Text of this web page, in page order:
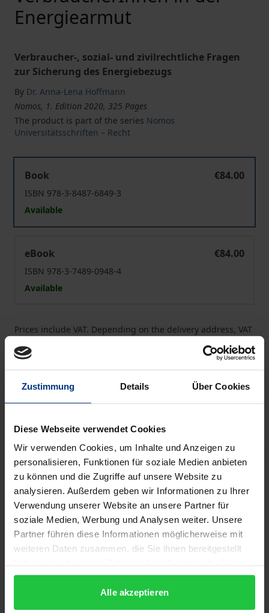
Zustimmung Details Über Cookies
Diese Webseite verwendet Cookies
Wir verwenden Cookies, um Inhalte und Anzeigen zu
personalisieren, Funktionen für soziale Medien anbieten
zu können und die Zugriffe auf unsere Website zu
analysieren. Außerdem geben wir Informationen zu Ihrer
Verwendung unserer Website an unsere Partner für
soziale Medien, Werbung und Analysen weiter. Unsere
Partner führen diese Informationen möglicherweise mit
weiteren Daten zusammen, die Sie ihnen bereitgestellt
gesammelt haben.
Alle akzeptieren
Energiearmut
Verbraucher-, sozial- und zivilrechtliche Fragen
zur Sicherung des Energiebezugs
By Dr. Anna-Lena Hoffmann
Nomos, 1. Edition 2020, 325 Pages
The product is part of the series Nomos
Universitätsschriften – Recht
Book
€84.00
ISBN 978-3-8487-6849-3
Available
eBook
€84.00
ISBN 978-3-7489-0948-4
Available
Prices include VAT. Depending on the delivery address, VAT
Add to Wish List
Description
Die Arbeit widmet sich auf unterschiedlichen Ebenen
der Problematik der Energiearmut und vereint dabei
verbraucher-, sozial- und zivilrechtliche
Die Richtlinie 2009/72 des Europäischen Parlaments
und des Rates vom 13. Juli 2009 über gemeinsame
Vorschriften für den Elektrizitätsbinnenmarkt und